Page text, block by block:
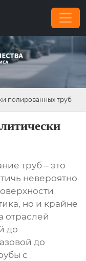
полированных труб
труб – это
невероятно
но и крайне
отраслей
до
до
с